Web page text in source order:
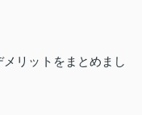
リットをまとめまし